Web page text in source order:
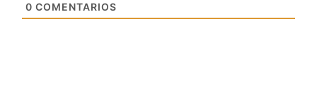
0 COMENTARIOS